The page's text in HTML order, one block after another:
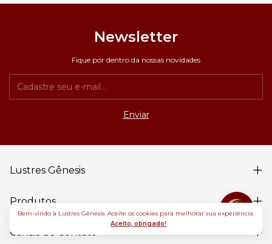
Bem-vindo à Lustres Gênesis. Aceite os cookies para melhorar sua experiência.
Aceito, obrigado!
Newsletter
Fique por dentro da nossas novidades
Lustres Gênesis
Produtos
Canais de Contato